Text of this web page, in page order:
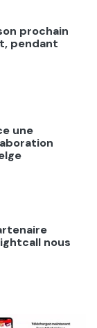
prochain
pendant
une
nous